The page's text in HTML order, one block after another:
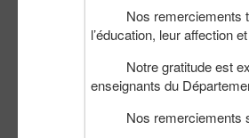
Nos remerciements
l’éducation, leur affection
Notre gratitude est
enseignants du
Nos remerciements